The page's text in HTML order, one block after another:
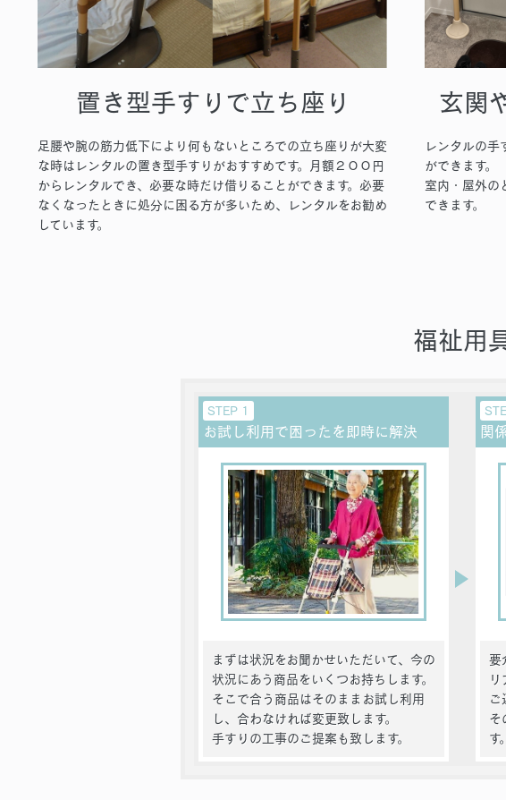
置き型手すりで立ち座り
足腰や腕の筋力低下により何もないところでの立ち座りが大変
な時はレンタルの置き型手すりがおすすめです。月額２００円
からレンタルでき、必要な時だけ借りることができます。必要
なくなったときに処分に困る方が多いため、レンタルをお勧め
しています。
玄関
レンタルの手
ができます。
室内・屋外の
できます。
福祉用
STEP 1
お試し利用で困ったを即時に解決
まずは状況をお聞かせいただいて、今の
状況にあう商品をいくつお持ちします。
そこで合う商品はそのままお試し利用
し、合わなければ変更致します。
手すりの工事のご提案も致します。
関
要
リ
ご
そ
す。